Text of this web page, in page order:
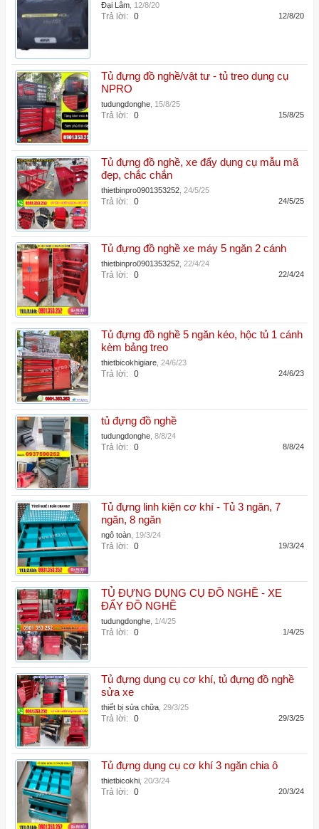
Đại Lâm 12/8/20
Trả lời: 0 12/8/20
Tủ đựng đồ nghề/vật tư - tủ treo dụng cụ
NPRO
tudungdonghe 15/8/25
Trả lời: 0 15/8/25
Tủ đựng đồ nghề, xe đẩy dụng cụ mẫu mã
đẹp, chắc chắn
thietbinpro0901353252 24/5/25
Trả lời: 0 24/5/25
Tủ đựng đồ nghề xe máy 5 ngăn 2 cánh
thietbinpro0901353252 22/4/24
Trả lời: 0 22/4/24
Tủ đựng đồ nghề 5 ngăn kéo, hộc tủ 1 cánh
kèm bảng treo
thietbicokhigiare 24/6/23
Trả lời: 0 24/6/23
tủ đựng đồ nghề
tudungdonghe 8/8/24
Trả lời: 0 8/8/24
Tủ đựng linh kiện cơ khí - Tủ 3 ngăn, 7
ngăn, 8 ngăn
ngô toàn 19/3/24
Trả lời: 0 19/3/24
TỦ ĐỰNG DỤNG CỤ ĐỒ NGHỀ - XE
ĐẨY ĐỒ NGHỀ
tudungdonghe 1/4/25
Trả lời: 0 1/4/25
Tủ đựng dụng cụ cơ khí, tủ đựng đồ nghề
sửa xe
thiết bị sửa chữa 29/3/25
Trả lời: 0 29/3/25
Tủ đựng dụng cụ cơ khí 3 ngăn chia ô
thietbicokhi 20/3/24
Trả lời: 0 20/3/24